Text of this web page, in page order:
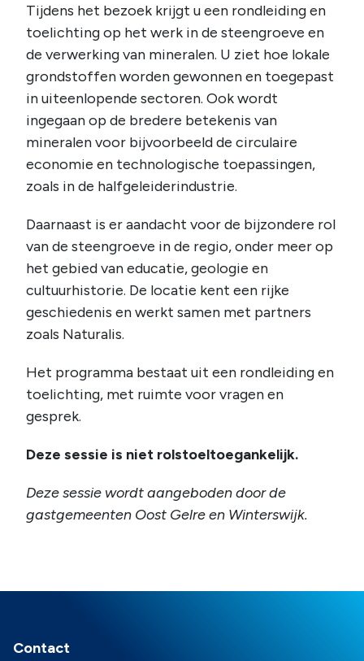
Tijdens het bezoek krijgt u een rondleiding en
toelichting op het werk in de steengroeve en
de verwerking van mineralen. U ziet hoe lokale
grondstoffen worden gewonnen en toegepast
in uiteenlopende sectoren. Ook wordt
ingegaan op de bredere betekenis van
mineralen voor bijvoorbeeld de circulaire
economie en technologische toepassingen,
zoals in de halfgeleiderindustrie.
Daarnaast is er aandacht voor de bijzondere rol
van de steengroeve in de regio, onder meer op
het gebied van educatie, geologie en
cultuurhistorie. De locatie kent een rijke
geschiedenis en werkt samen met partners
zoals Naturalis.
Het programma bestaat uit een rondleiding en
toelichting, met ruimte voor vragen en
gesprek.
Deze sessie is niet rolstoeltoegankelijk.
Deze sessie wordt aangeboden door de
gastgemeenten Oost Gelre en Winterswijk.
Contact